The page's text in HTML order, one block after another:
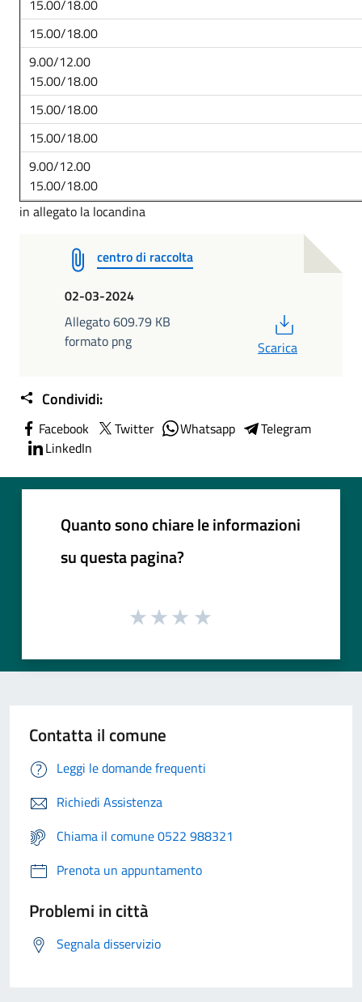
15.00/18.00
15.00/18.00
9.00/12.00
15.00/18.00
15.00/18.00
15.00/18.00
9.00/12.00
15.00/18.00
in allegato la locandina
centro di raccolta
02-03-2024
Allegato 609.79 KB
formato png
Scarica
Condividi:
Facebook Twitter Whatsapp
Telegram
LinkedIn
Quanto sono chiare le informazioni
su questa pagina?
Contatta il comune
Leggi le domande frequenti
Richiedi Assistenza
Chiama il comune 0522 988321
Prenota un appuntamento
Problemi in città
Segnala disservizio